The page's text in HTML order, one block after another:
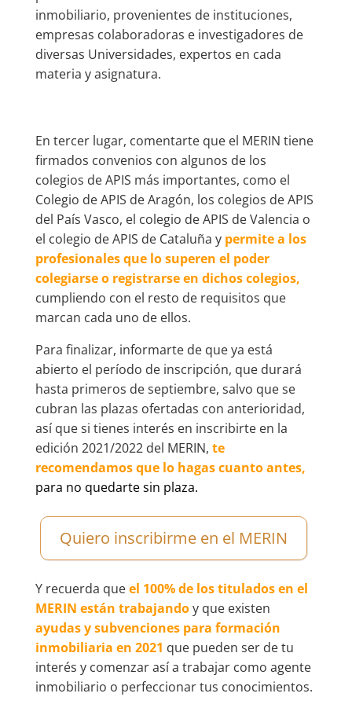
inmobiliario, provenientes de instituciones,
empresas colaboradoras e investigadores de
diversas Universidades, expertos en cada
materia y asignatura.
En tercer lugar, comentarte que el MERIN tiene
firmados convenios con algunos de los
colegios de APIS más importantes, como el
Colegio de APIS de Aragón, los colegios de APIS
del País Vasco, el colegio de APIS de Valencia o
el colegio de APIS de Cataluña y permite a los
profesionales que lo superen el poder
colegiarse o registrarse en dichos colegios,
cumpliendo con el resto de requisitos que
marcan cada uno de ellos.
Para finalizar, informarte de que ya está
abierto el período de inscripción, que durará
hasta primeros de septiembre, salvo que se
cubran las plazas ofertadas con anterioridad,
así que si tienes interés en inscribirte en la
edición 2021/2022 del MERIN, te
recomendamos que lo hagas cuanto antes,
para no quedarte sin plaza.
Quiero inscribirme en el MERIN
Y recuerda queel 100% de los titulados en el
MERIN están trabajandoy que existen
ayudas y subvenciones para formación
inmobiliaria en 2021 que pueden ser de tu
interés y comenzar así a trabajar como agente
inmobiliario o perfeccionar tus conocimientos.